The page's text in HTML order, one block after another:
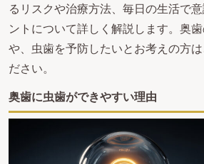
るリスクや治療方法、毎日の生活で
ントについて詳しく解説します。奥
や、虫歯を予防したいとお考えの方
ださい。
奥歯に虫歯ができやすい理由